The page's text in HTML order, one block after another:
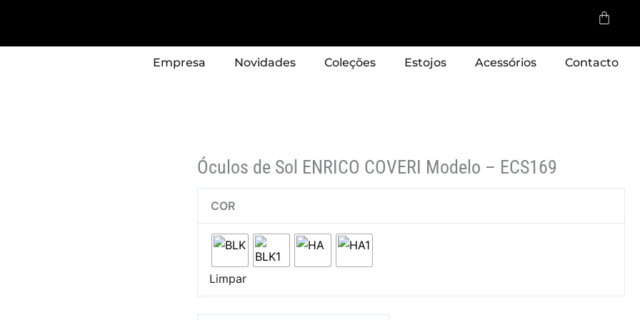
Cart
Empresa Novidades Coleções Estojos Acessórios Contacto
Óculos de Sol ENRICO COVERI Modelo – ECS169
COR
Limpar
Óculos
de
-
ECS169